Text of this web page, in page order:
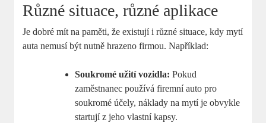
Různé situace, různé aplikace
Je dobré mít na paměti, že existují i různé situace, kdy mytí
auta nemusí být nutně hrazeno firmou. Například:
Soukromé užití vozidla: Pokud
zaměstnanec používá firemní auto pro
soukromé účely, náklady na mytí je obvykle
startují z jeho vlastní kapsy.